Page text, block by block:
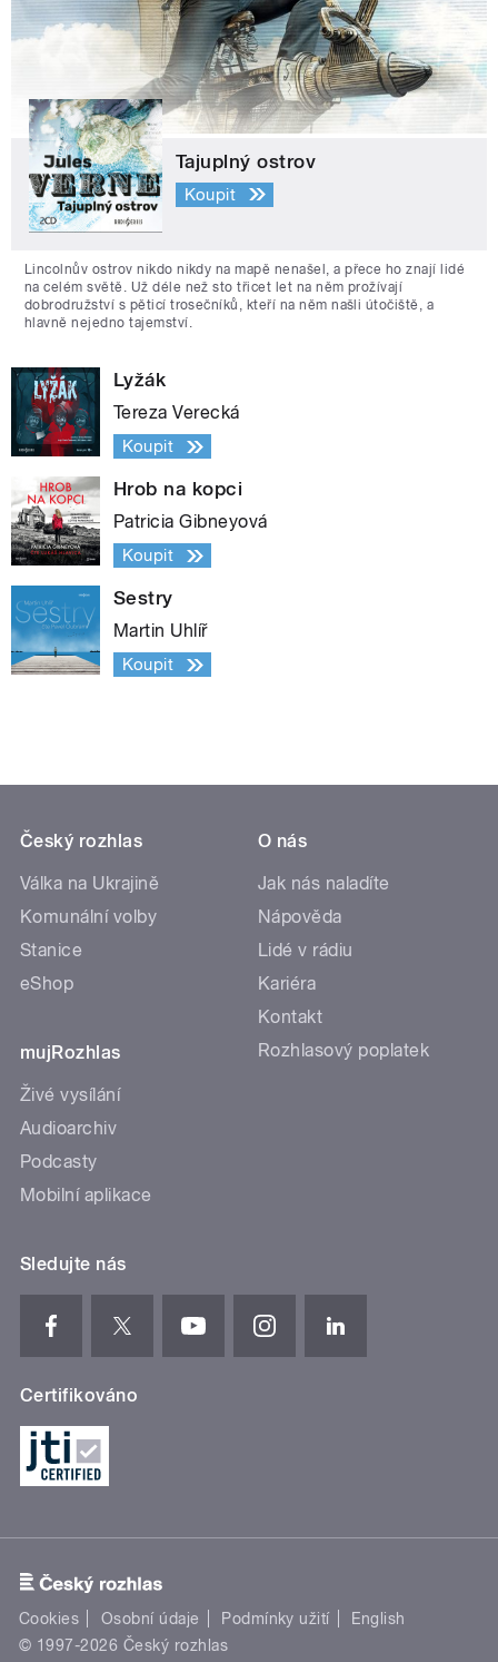
Tajuplný ostrov
Koupit
Lincolnův ostrov nikdo nikdy na mapě nenašel, a přece ho znají lidé
na celém světě. Už déle než sto třicet let na něm prožívají
dobrodružství s pěticí trosečníků, kteří na něm našli útočiště, a
hlavně nejedno tajemství.
Lyžák
Tereza Verecká
Koupit
Hrob na kopci
Patricia Gibneyová
Koupit
Sestry
Martin Uhlíř
Koupit
Český rozhlas
Válka na Ukrajině
Komunální volby
Stanice
eShop
mujRozhlas
Živé vysílání
Audioarchiv
Podcasty
Mobilní aplikace
O nás
Jak nás naladíte
Nápověda
Lidé v rádiu
Kariéra
Kontakt
Rozhlasový poplatek
Sledujte nás
Certifikováno
Cookies Osobní údaje Podmínky užití
English
© 1997-2026 Český rozhlas